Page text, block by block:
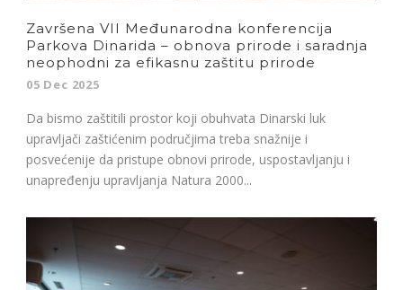
Završena VII Međunarodna konferencija
Parkova Dinarida – obnova prirode i saradnja
neophodni za efikasnu zaštitu prirode
05 Dec 2025
Da bismo zaštitili prostor koji obuhvata Dinarski luk
upravljači zaštićenim područjima treba snažnije i
posvećenije da pristupe obnovi prirode, uspostavljanju i
unapređenju upravljanja Natura 2000...